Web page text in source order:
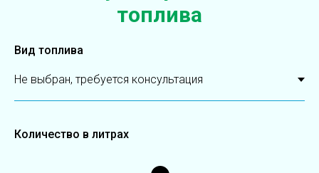
топлива
Вид топлива
Количество в литрах